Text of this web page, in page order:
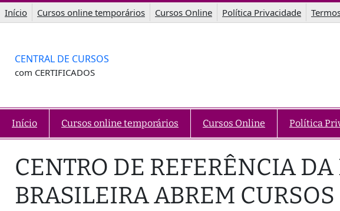
Saltar
para
Início Cursos online temporários Cursos Online Política Privacidade
CENTRAL DE CURSOS
com CERTIFICADOS
Início Cursos online temporários Cursos Online Política
CENTRO DE REFERÊNCIA
BRASILEIRA ABREM